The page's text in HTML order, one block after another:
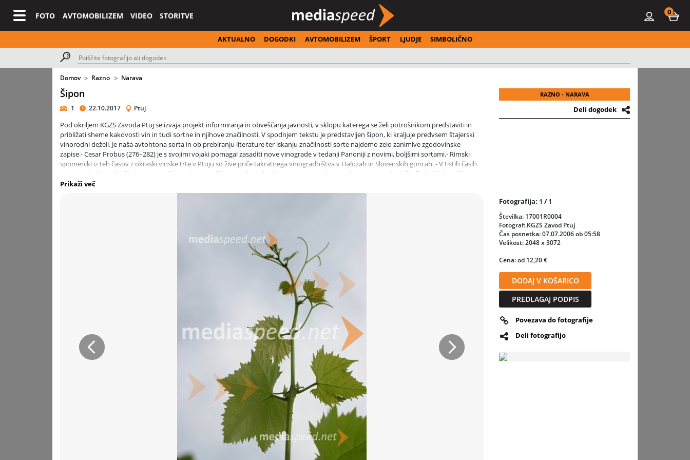
FOTO AVTOMOBILIZEM VIDEO STORITVE 0
AKTUALNO DOGODKI AVTOMOBILIZEM ŠPORT LJUDJE SIMBOLIČNO
Domov Razno Narava
Šipon
1 22.10.2017 Ptuj
Pod okriljem KGZS Zavoda Ptuj se izvaja projekt informiranja in obveščanja javnosti, v sklopu katerega se želi potrošnikom predstaviti in
približati sheme kakovosti vin in tudi sortne in njihove značilnosti. V spodnjem tekstu je predstavljen šipon, ki kraljuje predvsem štajerski
vinorodni deželi. Je naša avtohtona sorta in ob prebiranju literature ter iskanju značilnosti sorte najdemo zelo zanimive zgodovinske
zapise.- Cesar Probus (276–282) je s svojimi vojaki pomagal zasaditi nove vinograde v tedanji Panoniji z novimi, boljšimi sortami.- Rimski
spomeniki iz teh časov z okraski vinske trte v Ptuju so žive priče takratnega vinogradništva v Halozah in Slovenskih goricah. - V tistih časih
so takrat izdelovali v Ptuju v tovarniškem obratu velike trebušaste lončene posode, amfora za shranjevanje vina.- Dr. Fr. X. Hlubek: Die
Landwirtschaft des Hertzogums Steirermark, Gratz 1846, navaja. Izvrstna, najboljša vina v vsej štajerski deželi je šipon. Šipon je bil glavna
sorta v Ljutomersko-ormoških goricah: v Jeruzalemu, Železnih dverih, v Ilovcu, dalje Črešnjevcu pri Gornji Radgoni in v Mestnem vrhu pri
(bijeli, Hrvaška), Furmint feher (Madžarska), Grasă, Brandler (Ritoznoju), krhkopetec. Najverjetneje je ime dobil po psevdonimu poščip, kar
pomeni osip, osipati. Sorta zasledimo na Hrvaškem, Madžarskem, seveda, najbolj razširjena pa je pri nas in je v preteklosti zraven ranfola
predstavljala glavno sorto, še zlasti v Ormoško-Ljutomerskih vinogradih.Iz sorte šipon dobimo vino, ki je svetlo rumeno-zelenkaste barve s
precej izraženim svežim sadnim vonjem. Je sveže, prijetno, pitno vino z nekoliko bolj izraženo kislino. Ima nežno sortno cvetico. Alkohola
nekaj manj, sorazmerno z drugimi sortami. Kakovost vina je v zelo širokem razponu, od najbolj navadnega tankega do najžlahtnejšega, to je
bogatega suhega jagodnega izbora, vse je odvisno od naravnih danosti in vinogradnika oziroma kletarja. Če je visoke kakovosti, se tudi
dobro stara. Vino normalne trgatve je odlično za brizganec.Kako prepoznamo sorto šipon- Sorte vinske trte prepoznamo po rastnem
vršičku, obliki lista, obliki grozda in barvi lesa. Za šipon je značilen belkasto obarvan vršiček z izraženo pokončno rastjo. List je velik,
temnozelen, okroglast, trodelen ali celo cel in z značilno kosmato spodnjo stranjo, kar je značilno še za sorto ranfol in staro sorto tantovina.
Grozd šipona je srednje velik do velik, podolgovat, pogosto vejnat. Jagoda je nekoliko eliptična in srednje velika, zelenkasto rumene barve in
z debelo kožico.- Barva lesa je rjavo belkasta z vzdolžnimi lisami po lesu. Za šipon je značilen debel stržen, kar pomeni, da je zelo občutljiv na
pozebo. - Novejše selekcije so šle v smeri nekoliko večjih jagod s ciljem večjega pridelka in doseganjem višjega sladkorjaPosebnosti sorte
šiponSortne lastnosti so poudarjena kislina, ki daje vinu svežino, lahkotnost in pitnost. Šipon velja za najbolj rodno sorto in ker so jo
vinogradniki v preteklosti preobremenjevali, sorta ni več dosegala svoje kvalitete. Z vračanjem stila vina suho, pa šipon kot sorta ponovno
pridobiva na pomenu, še zlasti v zvrsteh. Je sorta, kia zaradi svojih lastnosti ponudi najrazličnejšo kvaliteto vina, od prijetnega svežega za
brizganec do izjemnega suhega jagodnega izbora.Za pridelavo suhih vin mora grozdje pravilno dozoreti (prijetne kisline in zadovoljiva
sladkorna stopnja), pri čemer je zaželeno stoodstotno zdravstveno stanje. Za doseganje polnosti v okusu in stabilnosti vina je zaželen
biološki razkis, bodisi že med fermentacijo ali takoj po njej. Mlademu vinu pa zelo odgovarja, če kar nekaj časa obleži na finih drožeh.Za
vinogradnika je pomembno, da trte ne preobremeni in upošteva vsa tehnološka navodila, ki mu zagotavljajo pridelavo kakovostnega
grozdja. Zato je s tehnološkega vidika pomembno, da pridelamo zdravo grozdje, katero primerno tehnološko dozori in v polni zrelosti. V
kolikor bo grozdje nedozorelo in trta preobremenjena, lahko dobimo tudi najslabšo kvaliteto vina.Najboljše lege šipona so južne do
jugozahodne. Znano je, da so najboljše lege šipona nahajajo okrog Ljutomersko-Ormoških goric. Trta šipona spomladi sorazmerno zgodaj
odganja, zato je občutljiva na spomladansko pozebo, nekoliko bolj pa je občutljiva še na zimsko pozebo, saj vemo, da je pozna sorta in les
trte v jeseni zelo počasi dozori. Glede zemljišč ne zahteva preveč rodovitnih tal. Mora pa biti pravilno razmerje med hranili, K, P, B in Mg.
Prikaži več
RAZNO - NARAVA
Deli dogodek
Prejšnja Naslednja
Fotografija: 1 /1
Številka: 17001R0004
Fotograf: KGZS Zavod Ptuj
Čas posnetka: 07.07.2006 ob 05:58
Velikost: 2048 x 3072
Cena: od 12,20 €
DODAJ V KOŠARICO
PREDLAGAJ PODPIS
Povezava do fotografije
Deli fotografijo